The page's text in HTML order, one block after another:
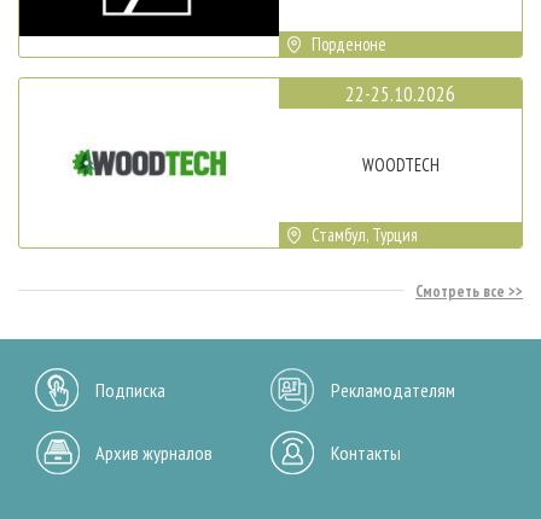
Порденоне
22-25.10.2026
WOODTECH
Стамбул, Турция
Смотреть все
Подписка Рекламодателям
Архив журналов Контакты